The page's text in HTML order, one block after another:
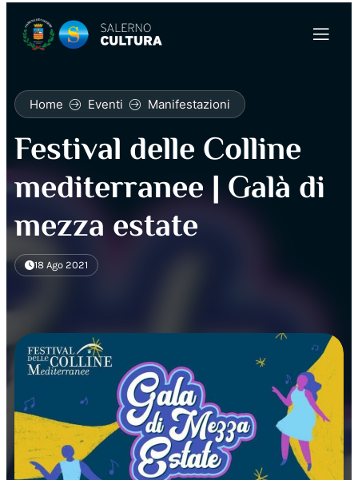
Home Eventi Manifestazioni
Festival delle Colline
mediterranee | Galà di
mezza estate
18 Ago 2021